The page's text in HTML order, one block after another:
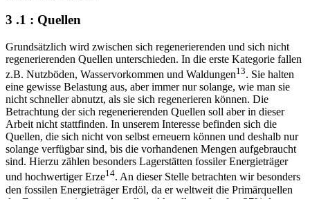
3 .1 : Quellen
Grundsätzlich wird zwischen sich regenerierenden und sich nicht
regenerierenden Quellen unterschieden. In die erste Kategorie fallen
z.B. Nutzböden, Wasservorkommen und Waldungen13. Sie halten
eine gewisse Belastung aus, aber immer nur solange, wie man sie
nicht schneller abnutzt, als sie sich regenerieren können. Die
Betrachtung der sich regenerierenden Quellen soll aber in dieser
Arbeit nicht stattfinden. In unserem Interesse befinden sich die
Quellen, die sich nicht von selbst erneuern können und deshalb nur
solange verfügbar sind, bis die vorhandenen Mengen aufgebraucht
sind. Hierzu zählen besonders Lagerstätten fossiler Energieträger
und hochwertiger Erze14. An dieser Stelle betrachten wir besonders
den fossilen Energieträger Erdöl, da er weltweit die Primärquellen